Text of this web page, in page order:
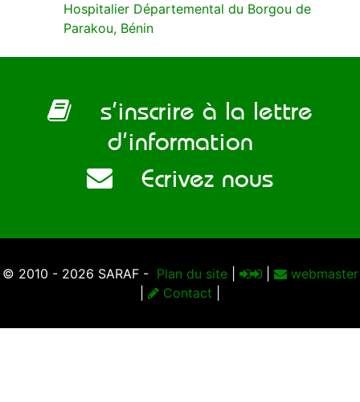
Hospitalier Départemental du Borgou de
Parakou, Bénin
s’inscrire à la lettre
d’information
Ecrivez nous
© 2010 - 2026 SARAF - Plan du site|
webmaster
Contact